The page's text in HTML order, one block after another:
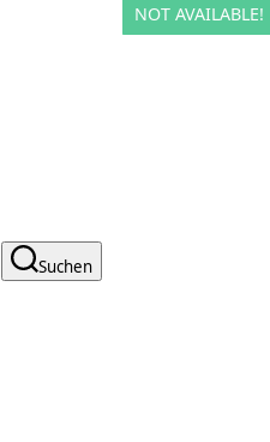
Suchen
NOT AVAILABLE!
NOT AVAILABLE!
NOT AVAILABLE!
NOT AVAILABLE!
NOT AVAILABLE!